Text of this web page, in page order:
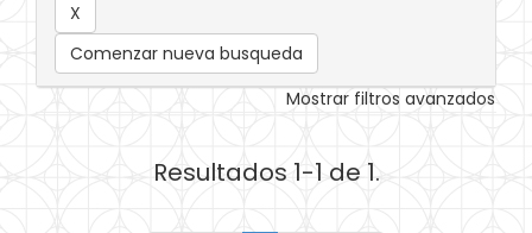
Comenzar nueva busqueda
Mostrar filtros avanzados
Resultados 1-1 de 1.